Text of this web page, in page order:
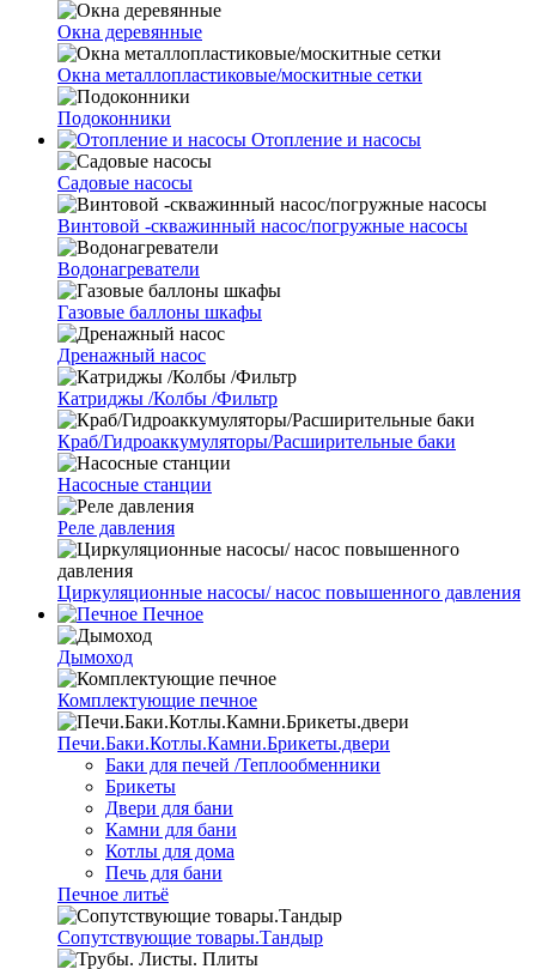
Окна деревянные
Окна металлопластиковые/москитные сетки
Подоконники
Отопление и насосы
Cадовые насосы
Винтовой -скважинный насос/погружные насосы
Водонагреватели
Газовые баллоны шкафы
Дренажный насос
Катриджы /Колбы /Фильтр
Краб/Гидроаккумуляторы/Расширительные баки
Насосные станции
Реле давления
Циркуляционные насосы/ насос повышенного давления
Печное
Дымоход
Комплектующие печное
Печи.Баки.Котлы.Камни.Брикеты.двери
Баки для печей /Теплообменники
Брикеты
Двери для бани
Камни для бани
Котлы для дома
Печь для бани
Печное литьё
Сопутствующие товары.Тандыр